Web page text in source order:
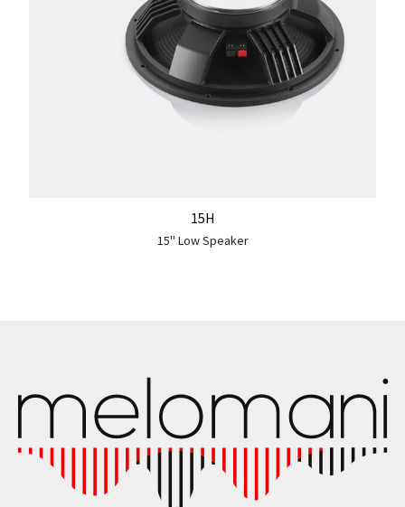
15H
15'' Low Speaker